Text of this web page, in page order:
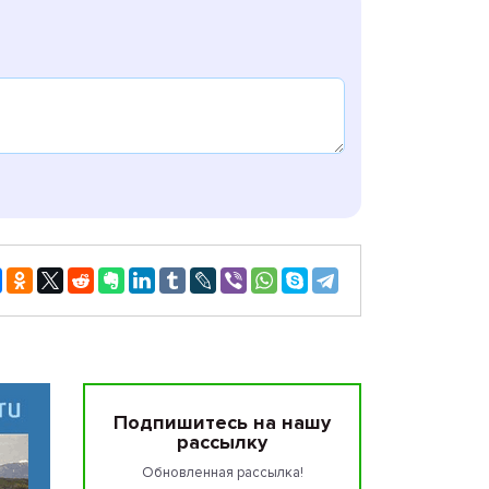
Подпишитесь на нашу
рассылку
Обновленная рассылка!